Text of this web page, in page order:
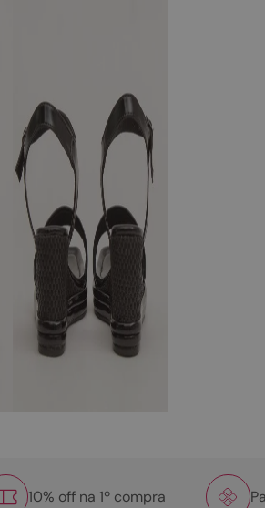
10% off na 1º compra